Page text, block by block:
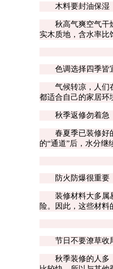
木料要封油保湿
秋高气爽空气干燥
实木质地，含水率比
色调选择四季皆
气候转凉，人们在
都适合自己的家居环
秋季返修勿着急
春夏季已装修好的
的“通道”后，水分继
防火防爆很重要
装修材料大多属易
险。因此，这些材料
节日不要潦草收
秋季装修的人多，